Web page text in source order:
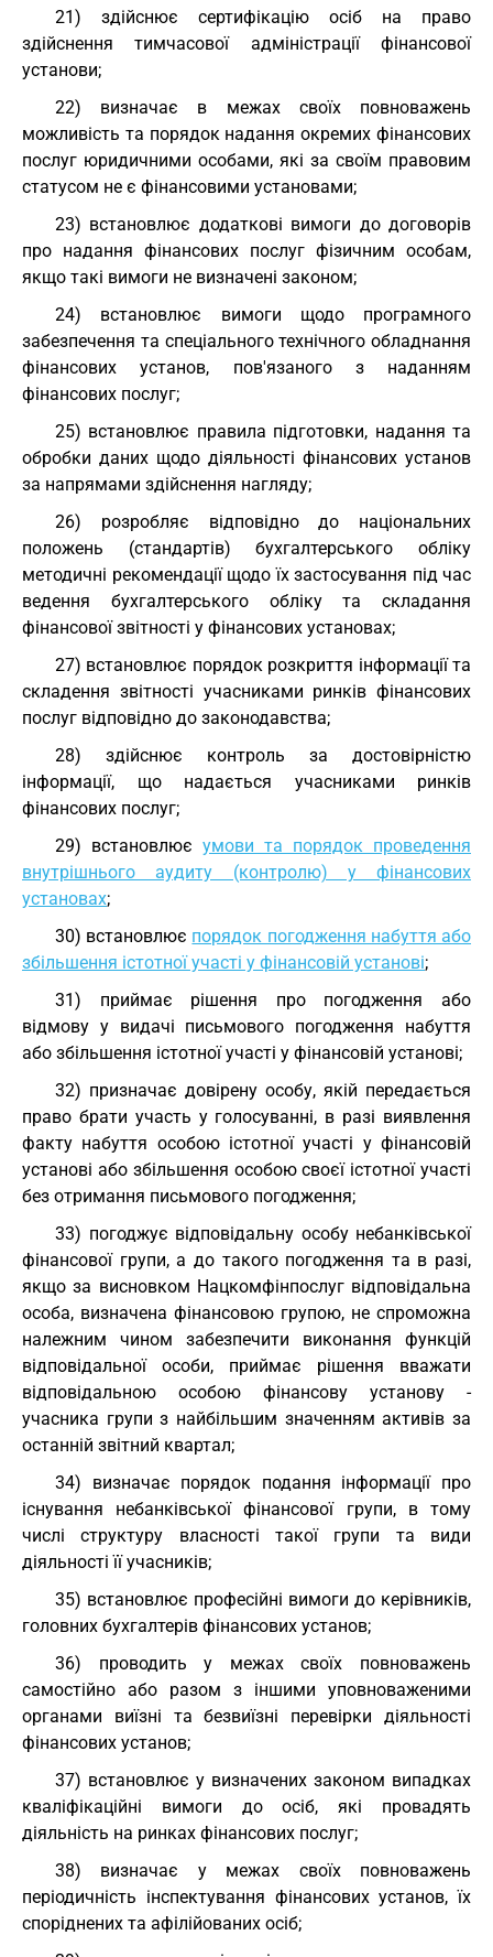
21) здійснює сертифікацію осіб на право
здійснення тимчасової адміністрації фінансової
установи;
22) визначає в межах своїх повноважень
можливість та порядок надання окремих фінансових
послуг юридичними особами, які за своїм правовим
статусом не є фінансовими установами;
23) встановлює додаткові вимоги до договорів
про надання фінансових послуг фізичним особам,
якщо такі вимоги не визначені законом;
24) встановлює вимоги щодо програмного
забезпечення та спеціального технічного обладнання
фінансових установ, пов'язаного з наданням
фінансових послуг;
25) встановлює правила підготовки, надання та
обробки даних щодо діяльності фінансових установ
за напрямами здійснення нагляду;
26) розробляє відповідно до національних
положень (стандартів) бухгалтерського обліку
методичні рекомендації щодо їх застосування під час
ведення бухгалтерського обліку та складання
фінансової звітності у фінансових установах;
27) встановлює порядок розкриття інформації та
складення звітності учасниками ринків фінансових
послуг відповідно до законодавства;
28) здійснює контроль за достовірністю
інформації, що надається учасниками ринків
фінансових послуг;
29) встановлює умови та порядок проведення
внутрішнього аудиту (контролю) у фінансових
установах;
30) встановлює порядок погодження набуття або
збільшення істотної участі у фінансовій установі;
31) приймає рішення про погодження або
відмову у видачі письмового погодження набуття
або збільшення істотної участі у фінансовій установі;
32) призначає довірену особу, якій передається
право брати участь у голосуванні, в разі виявлення
факту набуття особою істотної участі у фінансовій
установі або збільшення особою своєї істотної участі
без отримання письмового погодження;
33) погоджує відповідальну особу небанківської
фінансової групи, а до такого погодження та в разі,
якщо за висновком Нацкомфінпослуг відповідальна
особа, визначена фінансовою групою, не спроможна
належним чином забезпечити виконання функцій
відповідальної особи, приймає рішення вважати
відповідальною особою фінансову установу -
учасника групи з найбільшим значенням активів за
останній звітний квартал;
34) визначає порядок подання інформації про
існування небанківської фінансової групи, в тому
числі структуру власності такої групи та види
діяльності її учасників;
35) встановлює професійні вимоги до керівників,
головних бухгалтерів фінансових установ;
36) проводить у межах своїх повноважень
самостійно або разом з іншими уповноваженими
органами виїзні та безвиїзні перевірки діяльності
фінансових установ;
37) встановлює у визначених законом випадках
кваліфікаційні вимоги до осіб, які провадять
діяльність на ринках фінансових послуг;
38) визначає у межах своїх повноважень
періодичність інспектування фінансових установ, їх
споріднених та афілійованих осіб;